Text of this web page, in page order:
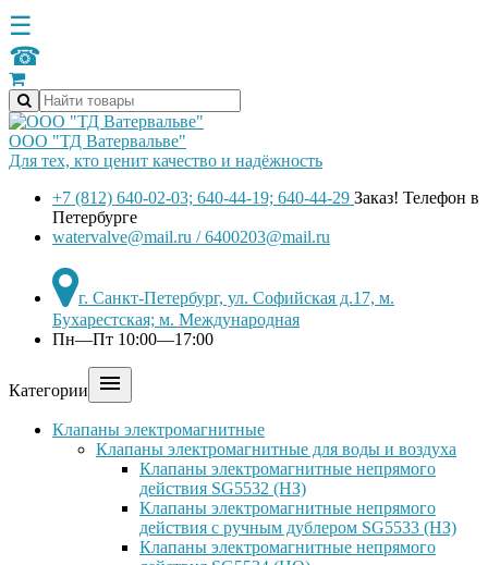
☰
☎
ООО "ТД Ватервальве"
Для тех, кто ценит качество и надёжность
+7 (812) 640-02-03; 640-44-19; 640-44-29 Заказ! Телефон в
Петербурге
watervalve@mail.ru / 6400203@mail.ru
г. Санкт-Петербург, ул. Софийская д.17, м.
Бухарестская; м. Международная
Пн—Пт 10:00—17:00
Категории 
Клапаны электромагнитные
Клапаны электромагнитные для воды и воздуха
Клапаны электромагнитные непрямого
действия SG5532 (НЗ)
Клапаны электромагнитные непрямого
действия с ручным дублером SG5533 (НЗ)
Клапаны электромагнитные непрямого